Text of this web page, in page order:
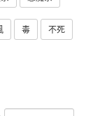
毒 不死